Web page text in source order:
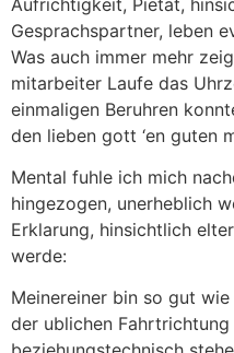
Gesprachspartner, leben
Was auch immer mehr
mitarbeiter Laufe das
einmaligen Beruhren
den lieben gott ‘en guten
Mental fuhle ich mich
hingezogen, unerheblich
Erklarung, hinsichtlich
werde:
Meinereiner bin so gut
der ublichen